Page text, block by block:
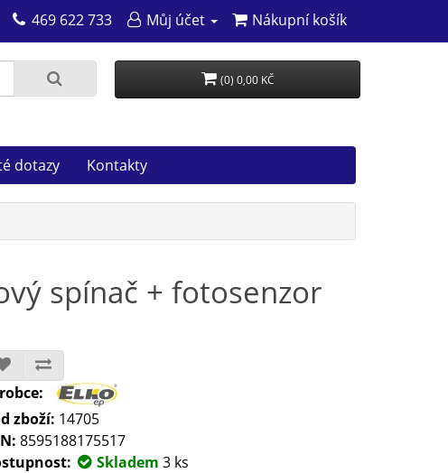
469 622 733 Můj účet Nákupní košík
(0) 0,00 KČ
dotazy Kontakty
spínač + fotosenzor
zboží: 14705
8595188175517
Skladem 3 ks